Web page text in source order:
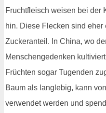
Fruchtfleisch weisen bei der
hin. Diese Flecken sind
Zuckeranteil. In China, wo
Menschengedenken
Früchten sogar Tugenden
Baum als langlebig, kann
verwendet werden und